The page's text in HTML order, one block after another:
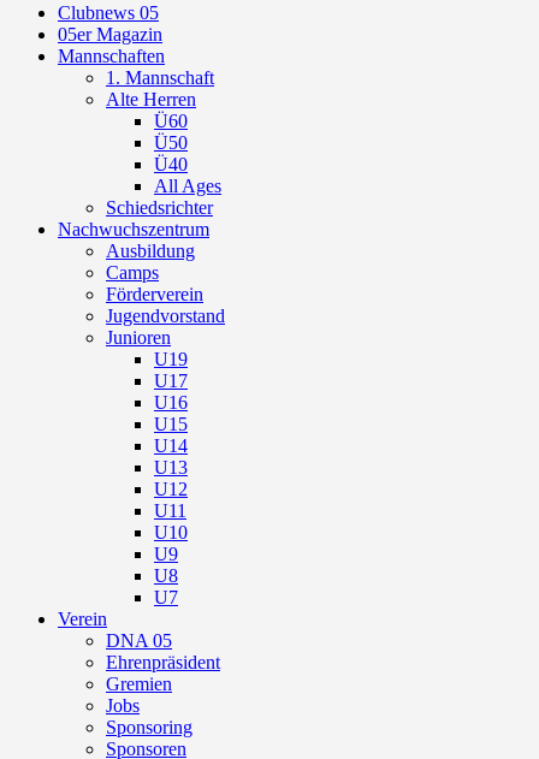
Clubnews 05
05er Magazin
Mannschaften
1. Mannschaft
Alte Herren
Ü60
Ü50
Ü40
All Ages
Schiedsrichter
Nachwuchszentrum
Ausbildung
Camps
Förderverein
Jugendvorstand
Junioren
U19
U17
U16
U15
U14
U13
U12
U11
U10
U9
U8
U7
Verein
DNA 05
Ehrenpräsident
Gremien
Jobs
Sponsoring
Sponsoren